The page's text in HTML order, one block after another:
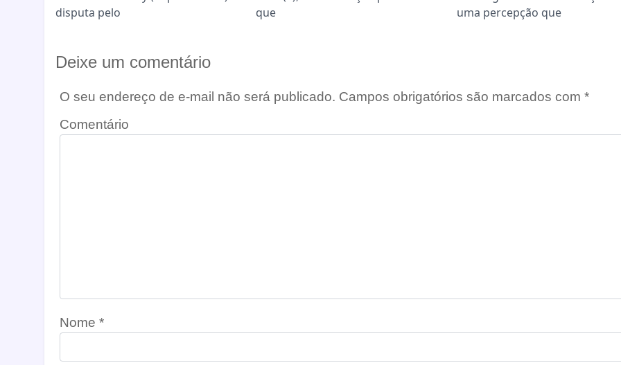
disputa pelo
que
uma percepção que
Deixe um comentário
O seu endereço de e-mail não será publicado. Campos obrigatórios são marcados com *
Comentário
Nome *